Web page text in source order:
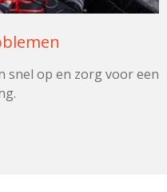
snel op en zorg voor een